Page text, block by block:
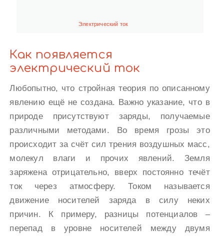
Электрический ток
Как появляется
электрический ток
Любопытно, что стройная теория по описанному
явлению ещё не создана. Важно указание, что в
природе присутствуют заряды, получаемые
различными методами. Во время грозы это
происходит за счёт сил трения воздушных масс,
молекул влаги и прочих явлений. Земля
заряжена отрицательно, вверх постоянно течёт
ток через атмосферу. Током называется
движение носителей заряда в силу неких
причин. К примеру, разницы потенциалов –
перепад в уровне носителей между двумя